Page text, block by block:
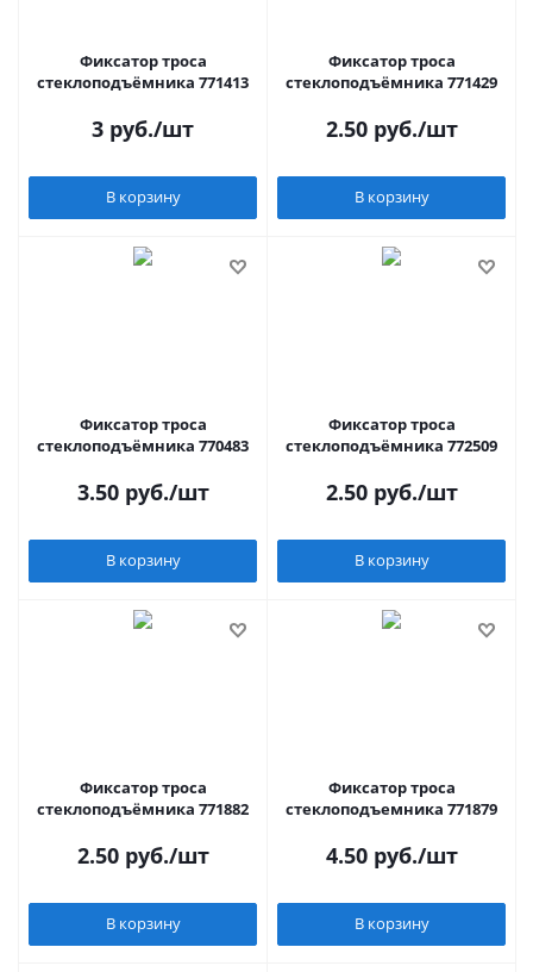
Фиксатор троса
стеклоподъёмника 771413
3 руб./шт
В корзину
Фиксатор троса
стеклоподъёмника 771429
2.50руб./шт
В корзину
Фиксатор троса
стеклоподъёмника 770483
3.50руб./шт
В корзину
Фиксатор троса
стеклоподъёмника 772509
2.50руб./шт
В корзину
Фиксатор троса
стеклоподъёмника 771882
2.50руб./шт
В корзину
Фиксатор троса
стеклоподъемника 771879
4.50руб./шт
В корзину